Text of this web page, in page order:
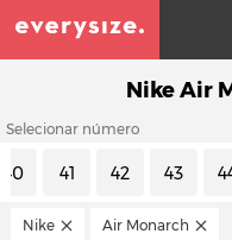
Nike Air
Selecionar número
40 41 42 43
Nike Air Monarch